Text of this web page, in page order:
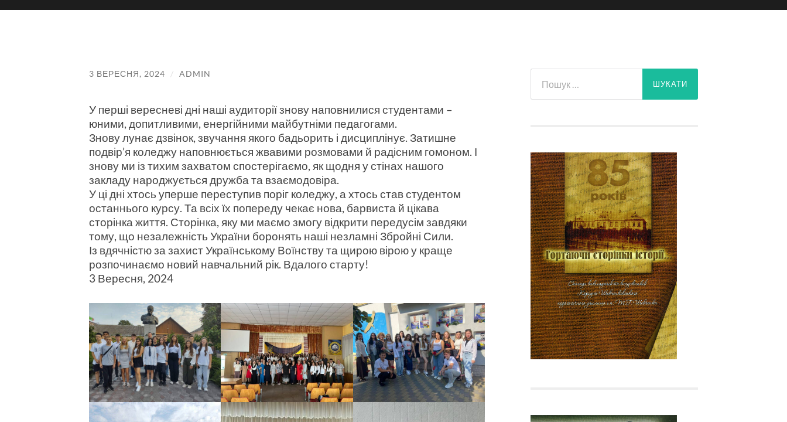
3 ВЕРЕСНЯ, 2024 / ADMIN
У перші вересневі дні наші аудиторії знову наповнилися студентами –
юними, допитливими, енергійними майбутніми педагогами.
Знову лунає дзвінок, звучання якого бадьорить і дисциплінує. Затишне
подвір’я коледжу наповнюється жвавими розмовами й радісним гомоном. І
знову ми із тихим захватом спостерігаємо, як щодня у стінах нашого
закладу народжується дружба та взаємодовіра.
У ці дні хтось уперше переступив поріг коледжу, а хтось став студентом
останнього курсу. Та всіх їх попереду чекає нова, барвиста й цікава
сторінка життя. Сторінка, яку ми маємо змогу відкрити передусім завдяки
тому, що незалежність України боронять наші незламні Збройні Сили.
Із вдячністю за захист Українському Воїнству та щирою вірою у краще
розпочинаємо новий навчальний рік. Вдалого старту!
3 Вересня, 2024